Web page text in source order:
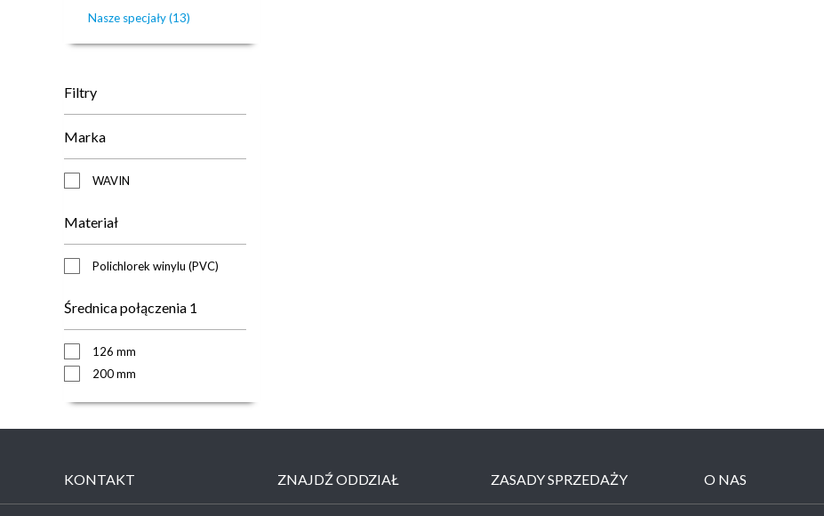
Nasze specjały (13)
Filtry
Marka
WAVIN
Materiał
Polichlorek winylu (PVC)
Średnica połączenia 1
126 mm
200 mm
KONTAKT ZNAJDŹ ODDZIAŁ ZASADY SPRZEDAŻY O NAS